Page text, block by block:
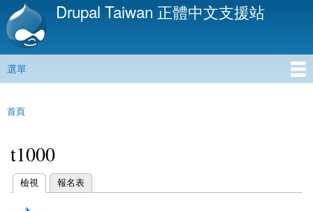
移
內
Drupal Taiwan 正體中文支援站
主選單
選單
您在這裡
首頁
t1000
主要索引標籤
檢視
(作用中頁籤) 報名表